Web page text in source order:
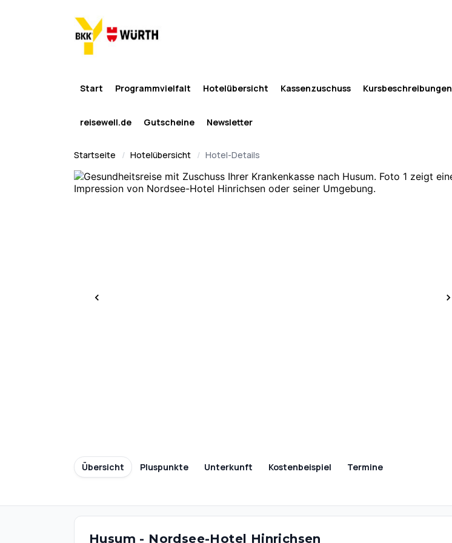
Start Programmvielfalt Hotelübersicht Kassenzuschuss Kursbeschreibungen
reisewell.de Gutscheine Newsletter
Startseite Hotelübersicht Hotel-Details
Übersicht Pluspunkte Unterkunft Kostenbeispiel Termine
Husum - Nordsee-Hotel Hinrichsen